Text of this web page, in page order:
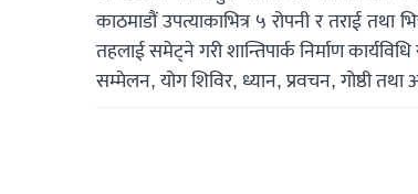
काठमाडौं उपत्याकाभित्र ५ रोपनी र तराई तथा
तहलाई समेट्ने गरी शान्तिपार्क निर्माण
सम्मेलन, योग शिविर, ध्यान, प्रवचन, गोष्ठी तथा